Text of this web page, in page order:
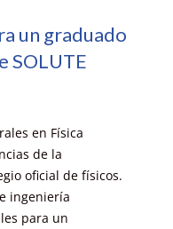
un graduado
SOLUTE
en Física
de la
oficial de físicos.
ingeniería
para un